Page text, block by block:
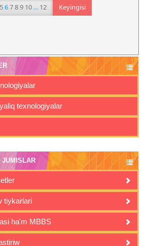
56789 10 ... 12 Keyingisi
texnologiyalar
JUMISLAR
tiykarlari
ha'm MBBS